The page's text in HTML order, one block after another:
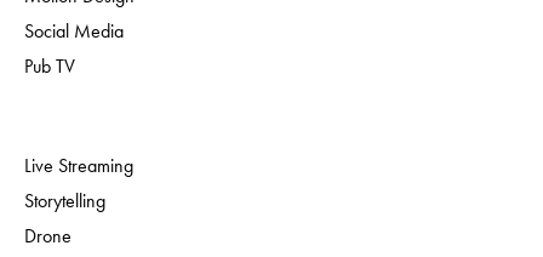
Social Media
Pub TV
Live Streaming
Storytelling
Drone